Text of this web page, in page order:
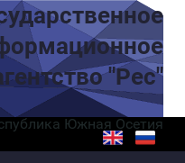
"Рес"
Южная Осетия